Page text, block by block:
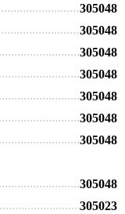
305048
305048
305048
305048
305048
305048
305048
305048
305023